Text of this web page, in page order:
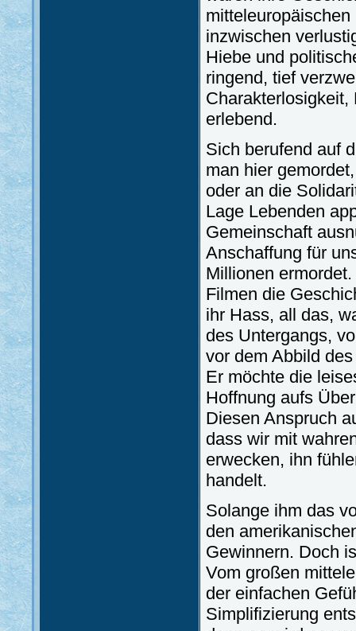
inzwischen
Hiebe und
ringend, tief
Charakterlosigkeit,
erlebend.
Sich berufend auf
man hier
oder an die
Lage Lebenden
Gemeinschaft
Anschaffung für
Millionen
Filmen die
ihr Hass, all das,
des Untergangs,
vor dem Abbild
Er möchte die
Hoffnung aufs
Diesen Anspruch
dass wir mit
erwecken, ihn
handelt.
Solange ihm das
den
Gewinnern. Doch
Vom großen
der einfachen
Simplifizierung